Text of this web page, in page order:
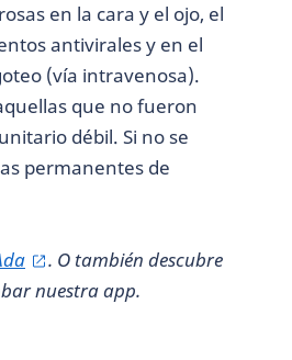
en la cara y el ojo, el
antivirales y en el
(vía intravenosa).
que no fueron
débil. Si no se
permanentes de
. O también descubre
nuestra app.